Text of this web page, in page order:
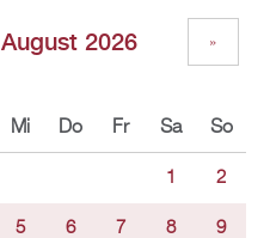
August 2026 »
Mi Do Fr Sa So
1 2
5 6 7 8 9